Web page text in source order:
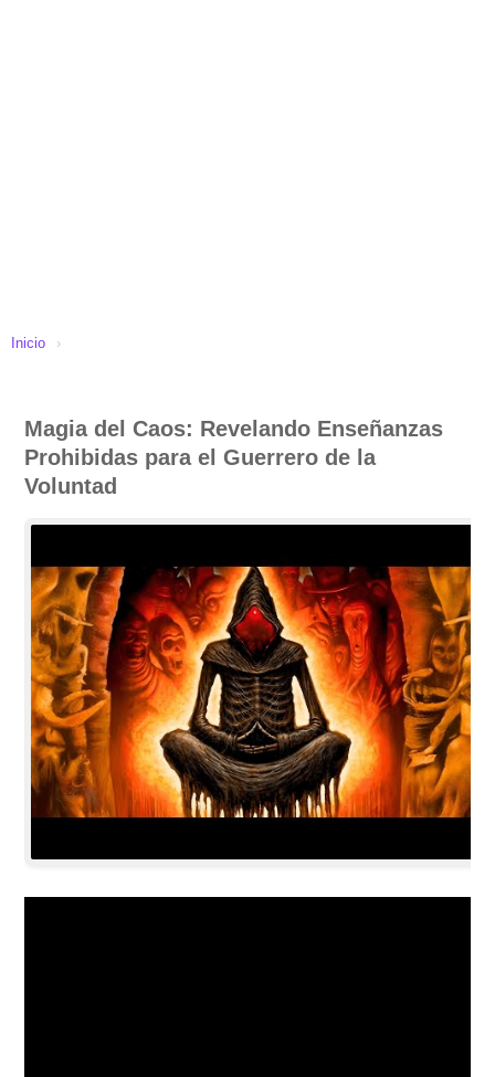
Inicio ›
Magia del Caos: Revelando Enseñanzas
Prohibidas para el Guerrero de la
Voluntad